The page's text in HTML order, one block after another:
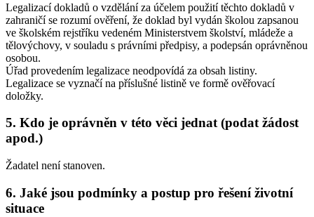
Legalizací dokladů o vzdělání za účelem použití těchto dokladů v
zahraničí se rozumí ověření, že doklad byl vydán školou zapsanou
ve školském rejstříku vedeném Ministerstvem školství, mládeže a
tělovýchovy, v souladu s právními předpisy, a podepsán oprávněnou
osobou.
Úřad provedením legalizace neodpovídá za obsah listiny.
Legalizace se vyznačí na příslušné listině ve formě ověřovací
doložky.
5. Kdo je oprávněn v této věci jednat (podat žádost
apod.)
Žadatel není stanoven.
6. Jaké jsou podmínky a postup pro řešení životní
situace